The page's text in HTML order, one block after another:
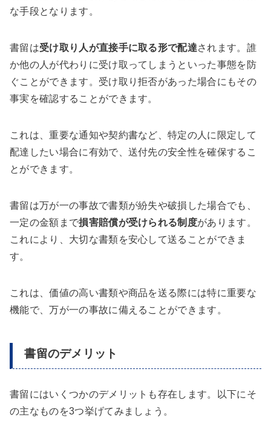
な手段となります。
書留は受け取り人が直接手に取る形で配達されます。誰
か他の人が代わりに受け取ってしまうといった事態を防
ぐことができます。受け取り拒否があった場合にもその
事実を確認することができます。
これは、重要な通知や契約書など、特定の人に限定して
配達したい場合に有効で、送付先の安全性を確保するこ
とができます。
書留は万が一の事故で書類が紛失や破損した場合でも、
一定の金額まで損害賠償が受けられる制度があります。
これにより、大切な書類を安心して送ることができま
す。
これは、価値の高い書類や商品を送る際には特に重要な
機能で、万が一の事故に備えることができます。
書留のデメリット
書留にはいくつかのデメリットも存在します。以下にそ
の主なものを3つ挙げてみましょう。